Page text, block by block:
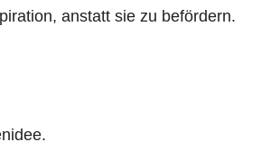
anstatt sie zu befördern.